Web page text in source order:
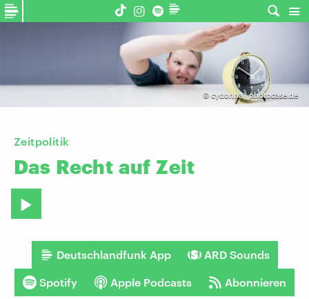
© cydonna | photocase.de
Zeitpolitik
Das Recht auf Zeit
Deutschlandfunk App ARD Sounds
Spotify Apple Podcasts Abonnieren